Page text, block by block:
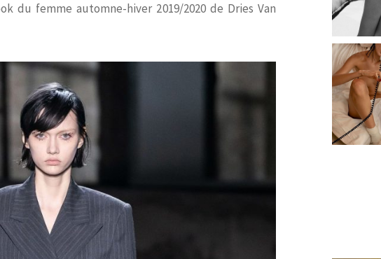
du femme automne-hiver 2019/2020 de Dries Van